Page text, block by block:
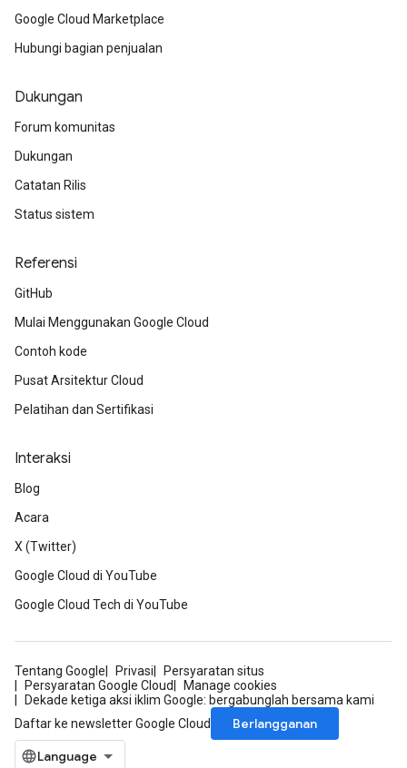
Google Cloud Marketplace
Hubungi bagian penjualan
Dukungan
Forum komunitas
Dukungan
Catatan Rilis
Status sistem
Referensi
GitHub
Mulai Menggunakan Google Cloud
Contoh kode
Pusat Arsitektur Cloud
Pelatihan dan Sertifikasi
Interaksi
Blog
Acara
X (Twitter)
Google Cloud di YouTube
Google Cloud Tech di YouTube
Tentang Google Privasi
Persyaratan situs
Persyaratan Google Cloud
Manage cookies
Dekade ketiga aksi iklim Google: bergabunglah bersama kami
Daftar ke newsletter Google Cloud
Berlangganan